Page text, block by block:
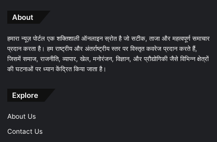
About
हमारा न्यूज़ पोर्टल एक शक्तिशाली ऑनलाइन स्रोत है जो सटीक, ताजा और महत्वपूर्ण समाचार
प्रदान करता है। हम राष्ट्रीय और अंतर्राष्ट्रीय स्तर पर विस्तृत कवरेज प्रदान करते हैं,
जिसमें समाज, राजनीति, व्यापार, खेल, मनोरंजन, विज्ञान, और प्रौद्योगिकी जैसे विभिन्न क्षेत्रों
की घटनाओं पर ध्यान केंद्रित किया जाता है।
Explore
About Us
Contact Us